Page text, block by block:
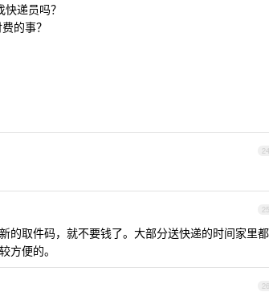
递员吗？
的事？
24
25
的取件码，就不要钱了。大部分送快递的时间家里都
方便的。
26